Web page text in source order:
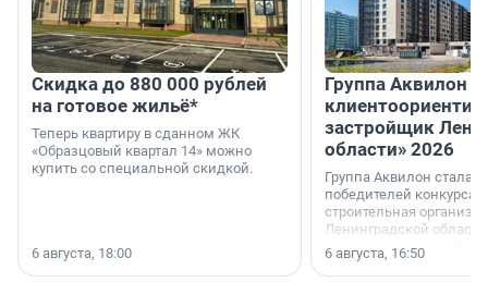
Скидка до 880 000 рублей
на готовое жильё*
Теперь квартиру в сданном ЖК
«Образцовый квартал 14» можно
купить со специальной скидкой.
6 августа, 18:00
Группа Аквилон
застройщик
области» 2026
Группа Аквилон стала
победителей конкурса
строительная
Ленинградской области
номинации «Самый
застройщик
6 августа, 16:50